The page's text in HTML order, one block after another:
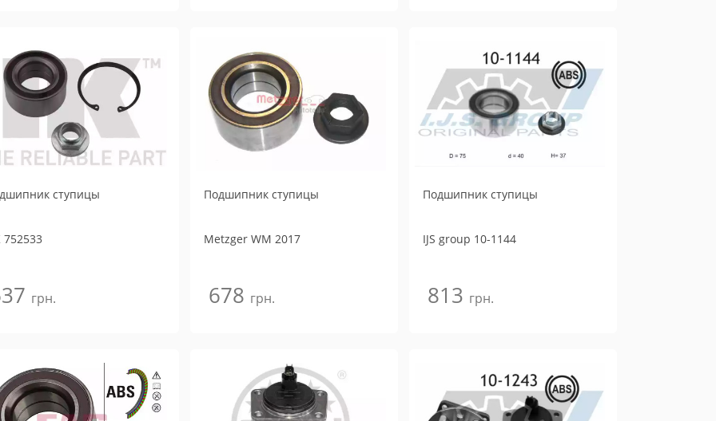
ступицы
752533
грн.
Подшипник ступицы
MetzgerWM 2017
678 грн.
Подшипник ступицы
IJS group 10-1144
813 грн.